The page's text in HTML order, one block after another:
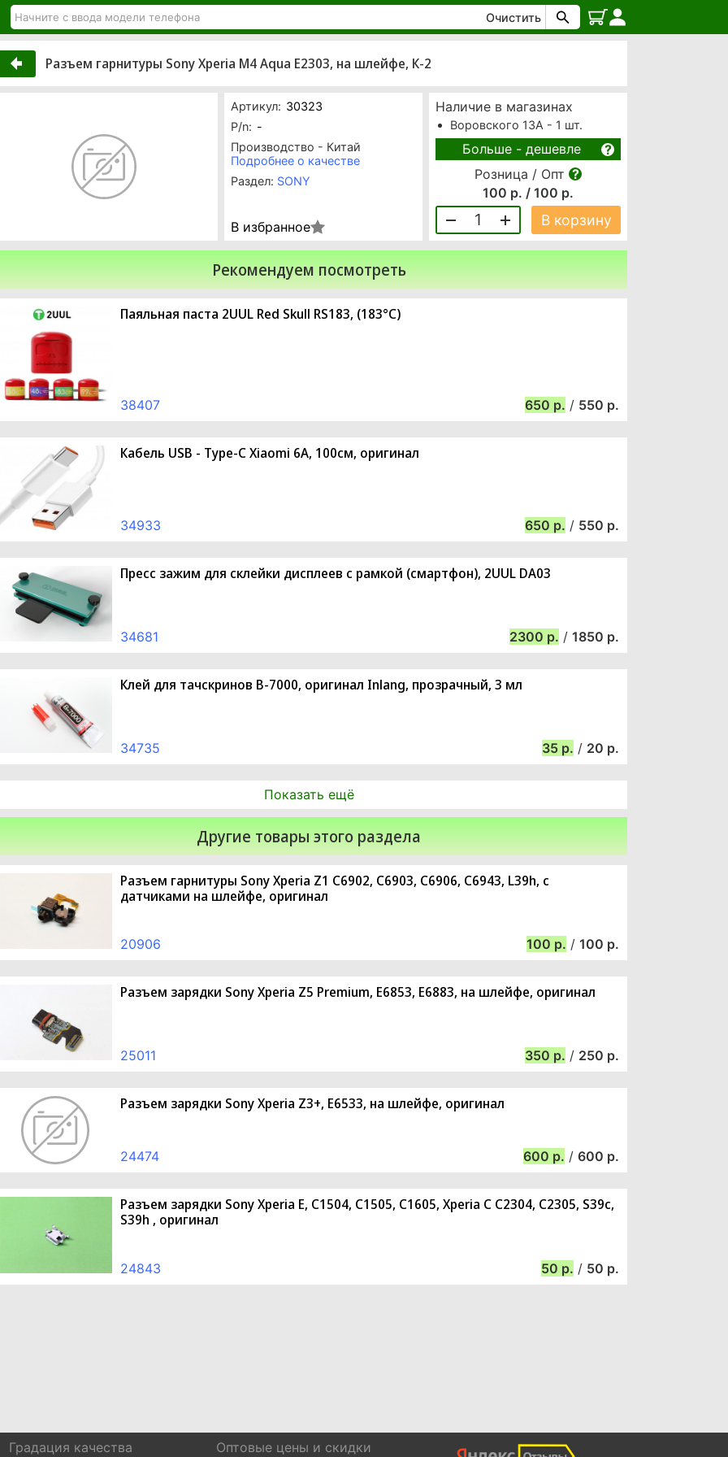
Очистить
Разъем гарнитуры Sony Xperia M4 Aqua E2303, на шлейфе, К-2
Артикул: 30323
P/n: -
Производство - Китай
Подробнее о качестве
Раздел: SONY
В избранное
Наличие в магазинах
Воровского 13А - 1 шт.
Больше - дешевле
Розница / Опт
100 р. / 100 р.
1 В корзину
Рекомендуем посмотреть
Паяльная паста 2UUL Red Skull RS183, (183°C)
38407 650 / 550
Кабель USB - Type-C Xiaomi 6A, 100см, оригинал
34933 650 / 550
Пресс зажим для склейки дисплеев с рамкой (смартфон), 2UUL DA03
34681 2300 / 1850
Клей для тачскринов B-7000, оригинал Inlang, прозрачный, 3 мл
34735 35 / 20
Показать ещё
Другие товары этого раздела
Разъем гарнитуры Sony Xperia Z1 C6902, C6903, C6906, C6943, L39h, с
датчиками на шлейфе, оригинал
20906 100 / 100
Разъем зарядки Sony Xperia Z5 Premium, E6853, E6883, на шлейфе, оригинал
25011 350 / 250
Разъем зарядки Sony Xperia Z3+, E6533, на шлейфе, оригинал
24474 600 / 600
Разъем зарядки Sony Xperia E, C1504, C1505, C1605, Xperia C C2304, C2305, S39c,
S39h , оригинал
24843 50 / 50
Градация качества Оптовые цены и скидки